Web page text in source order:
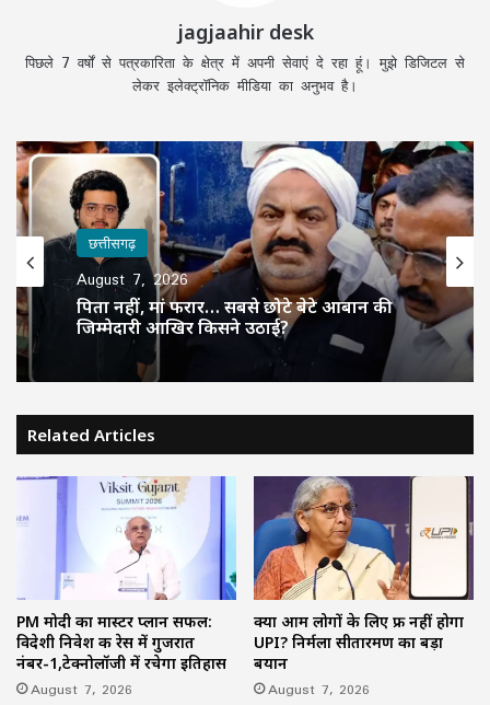
jagjaahir desk
पिछले 7 वर्षों से पत्रकारिता के क्षेत्र में अपनी सेवाएं दे रहा हूं। मुझे डिजिटल से
लेकर इलेक्ट्रॉनिक मीडिया का अनुभव है।
छत्तीसगढ़
August 7, 2026
पिता नहीं, मां फरार… सबसे छोटे बेटे आबान की
जिम्मेदारी आखिर किसने उठाई?
Related Articles
PM मोदी का मास्टर प्लान सफल:
विदेशी निवेश की रेस में गुजरात
नंबर-1,टेक्नोलॉजी में रचेगा इतिहास
August 7, 2026
क्या आम लोगों के लिए फ्री नहीं होगा
UPI? निर्मला सीतारमण का बड़ा
बयान
August 7, 2026